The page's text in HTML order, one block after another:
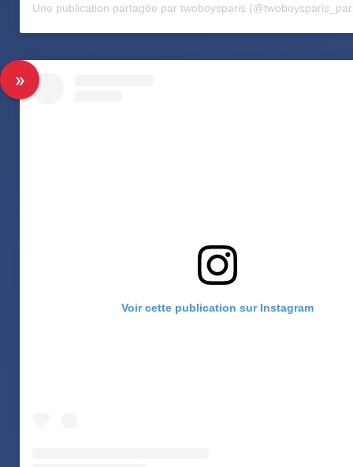
Une publication partagée par twoboysparis
Voir cette publication sur Instagram